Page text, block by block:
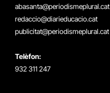
abasanta@periodismeplural.cat
redaccio@diarieducacio.cat
publicitat@periodismeplural.cat
Telèfon:
932 311 247